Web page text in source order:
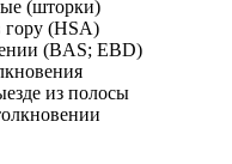
(шторки)
гору (HSA)
(BAS; EBD)
из полосы